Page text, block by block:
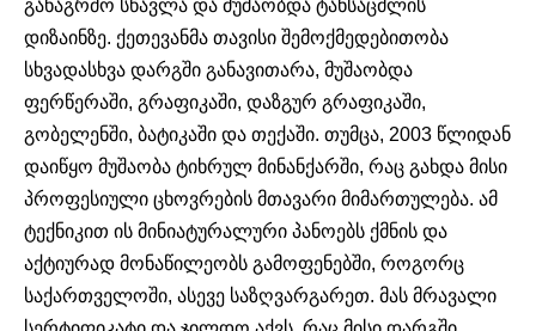
განაგრძო სწავლა და მუშაობდა ტანსაცმლის
დიზაინზე. ქეთევანმა თავისი შემოქმედებითობა
სხვადასხვა დარგში განავითარა, მუშაობდა
ფერწერაში, გრაფიკაში, დაზგურ გრაფიკაში,
გობელენში, ბატიკაში და თექაში. თუმცა, 2003 წლიდან
დაიწყო მუშაობა ტიხრულ მინანქარში, რაც გახდა მისი
პროფესიული ცხოვრების მთავარი მიმართულება. ამ
ტექნიკით ის მინიატურალური პანოებს ქმნის და
აქტიურად მონაწილეობს გამოფენებში, როგორც
საქართველოში, ასევე საზღვარგარეთ. მას მრავალი